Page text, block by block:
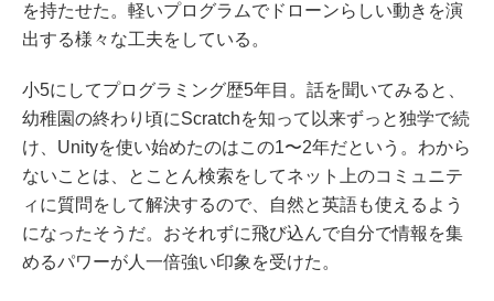
を持たせた。軽いプログラムでドローンらしい動きを演
出する様々な工夫をしている。
小5にしてプログラミング歴5年目。話を聞いてみると、
幼稚園の終わり頃にScratchを知って以来ずっと独学で続
け、Unityを使い始めたのはこの1〜2年だという。わから
ないことは、とことん検索をしてネット上のコミュニテ
ィに質問をして解決するので、自然と英語も使えるよう
になったそうだ。おそれずに飛び込んで自分で情報を集
めるパワーが人一倍強い印象を受けた。